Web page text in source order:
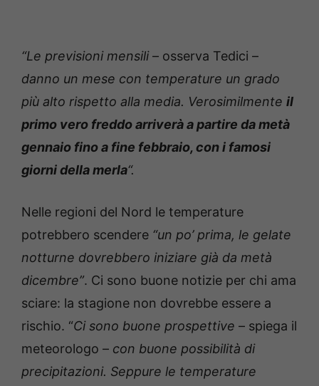
“Le previsioni mensili– osserva Tedici –
danno un mese con temperature un grado
più alto rispetto alla media. Verosimilmente il
primo vero freddo arriverà a partire da metà
gennaio fino a fine febbraio, con i famosi
giorni della merla“.
Nelle regioni del Nord le temperature
potrebbero scendere “un po’ prima, le gelate
notturne dovrebbero iniziare già da metà
dicembre”. Ci sono buone notizie per chi ama
sciare: la stagione non dovrebbe essere a
rischio. “Ci sono buone prospettive – spiega il
meteorologo – con buone possibilità di
precipitazioni. Seppure le temperature